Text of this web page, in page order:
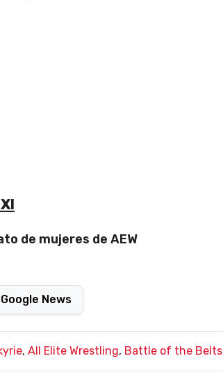
de mujeres de AEW
News
, All Elite Wrestling, Battle of the Belts